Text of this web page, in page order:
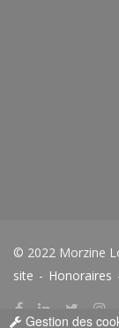
© 2022 Morzine
site - Honoraires
Gestion des